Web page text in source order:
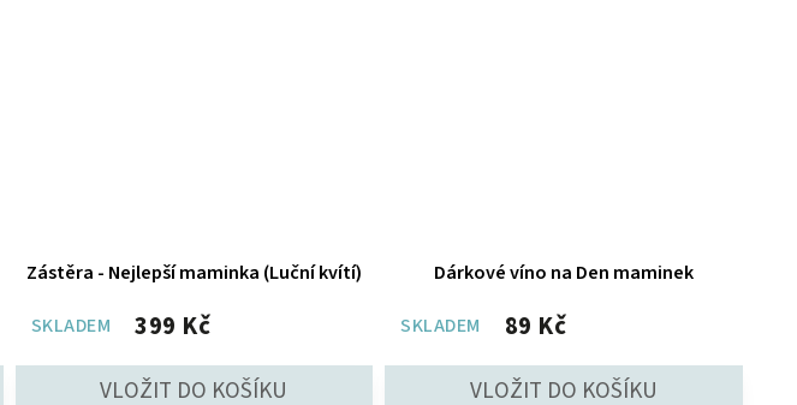
Zástěra - Nejlepší maminka (Luční kvítí)
SKLADEM 399 Kč
Dárkové víno na Den maminek
SKLADEM 89 Kč